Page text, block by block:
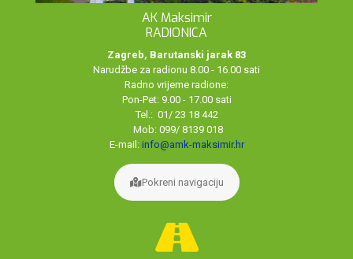
AK Maksimir
RADIONICA
Zagreb, Barutanski jarak 83
Narudžbe za radionu 8.00 - 16.00 sati
Radno vrijeme radione:
Pon-Pet: 9.00 - 17.00 sati
Tel.: 01/ 23 18 442
Mob: 099/ 8139 018
E-mail: info@amk-maksimir.hr
Pokreni navigaciju